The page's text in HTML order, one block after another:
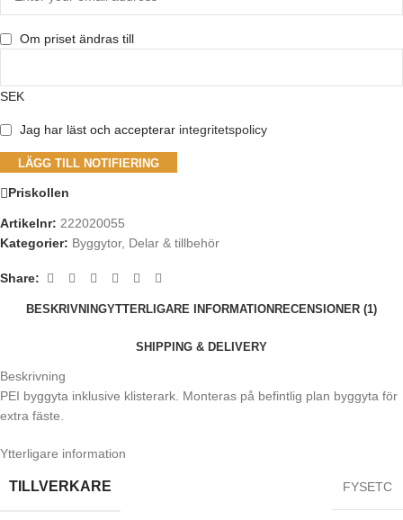
Om priset ändras till
SEK
Jag har läst och accepterar integritetspolicy
LÄGG TILL NOTIFIERING
Priskollen
Artikelnr: 222020055
Kategorier: Byggytor, Delar & tillbehör
Share:
BESKRIVNINGYTTERLIGARE INFORMATIONRECENSIONER (1)
SHIPPING & DELIVERY
Beskrivning
PEI byggyta inklusive klisterark. Monteras på befintlig plan byggyta för
extra fäste.
Ytterligare information
TILLVERKARE FYSETC